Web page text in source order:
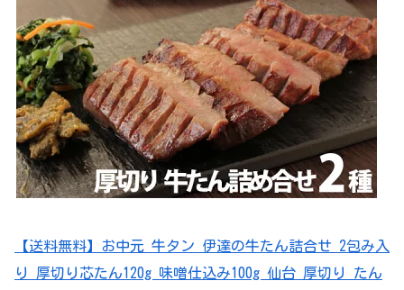
【送料無料】お中元 牛タン 伊達の牛たん詰合せ 2包み入
り 厚切り芯たん120g 味噌仕込み100g 仙台 厚切り たん